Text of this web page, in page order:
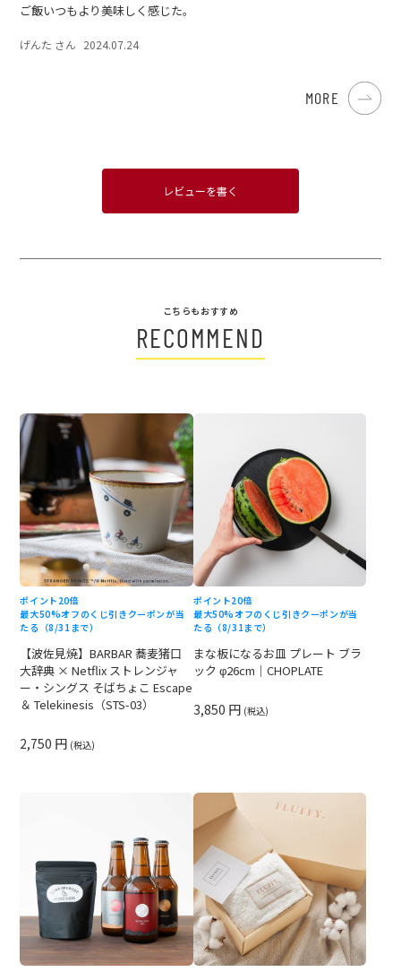
ご飯いつもより美味しく感じた。
げんた さん 2024.07.24
MORE
レビューを書く
こちらもおすすめ
RECOMMEND
ポイント20倍
最大50%オフのくじ引きクーポンが当
たる（8/31まで）
【波佐見焼】BARBAR 蕎麦猪口
大辞典 × Netflix ストレンジャ
ー・シングス そばちょこ Escape
＆ Telekinesis（STS-03）
2,750 円 (税込)
ポイント20倍
最大50%オフのくじ引きクーポンが当
たる（8/31まで）
まな板になるお皿 プレート ブラ
ック φ26cm｜CHOPLATE
3,850 円 (税込)